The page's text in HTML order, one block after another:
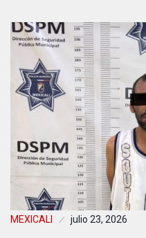
MEXICALI julio 23, 2026